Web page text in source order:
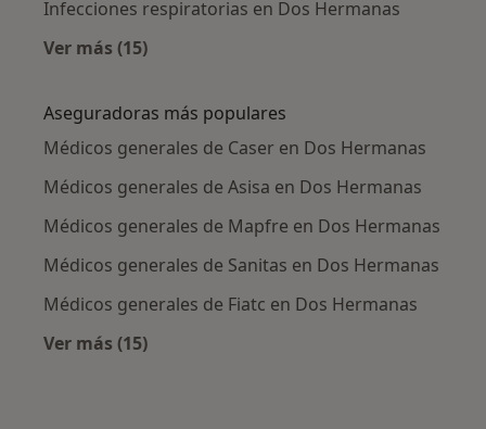
Infecciones respiratorias en Dos Hermanas
Ver más (15)
Aseguradoras más populares
Médicos generales de Caser en Dos Hermanas
Médicos generales de Asisa en Dos Hermanas
Médicos generales de Mapfre en Dos Hermanas
Médicos generales de Sanitas en Dos Hermanas
Médicos generales de Fiatc en Dos Hermanas
Ver más (15)